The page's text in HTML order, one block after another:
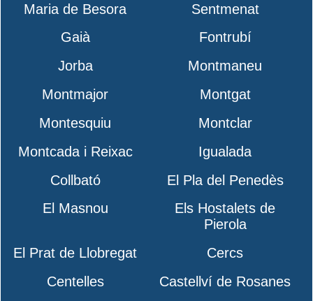
Maria de Besora
Sentmenat
Gaià
Fontrubí
Jorba
Montmaneu
Montmajor
Montgat
Montesquiu
Montclar
Montcada i Reixac
Igualada
Collbató
El Pla del Penedès
El Masnou
Els Hostalets de
Pierola
El Prat de Llobregat
Cercs
Centelles
Castellví de Rosanes